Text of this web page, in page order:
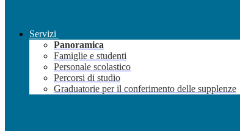
Servizi
Panoramica
Famiglie e studenti
Personale scolastico
Percorsi di studio
Graduatorie per il conferimento delle supplenze